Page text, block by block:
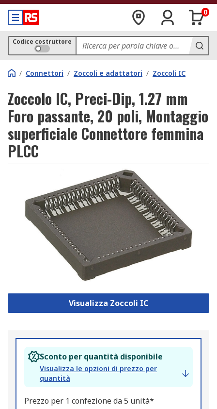
0
Codice costruttore
/ Connettori / Zoccoli e adattatori / Zoccoli IC
Zoccolo IC, Preci-Dip, 1.27 mm
Foro passante, 20 poli, Montaggio
superficiale Connettore femmina
PLCC
Visualizza Zoccoli IC
Sconto per quantità disponibile
Visualizza le opzioni di prezzo per
quantità
Prezzo per 1 confezione da 5 unità*